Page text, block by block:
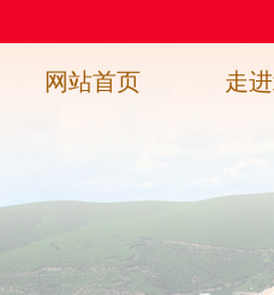
网站首页 走